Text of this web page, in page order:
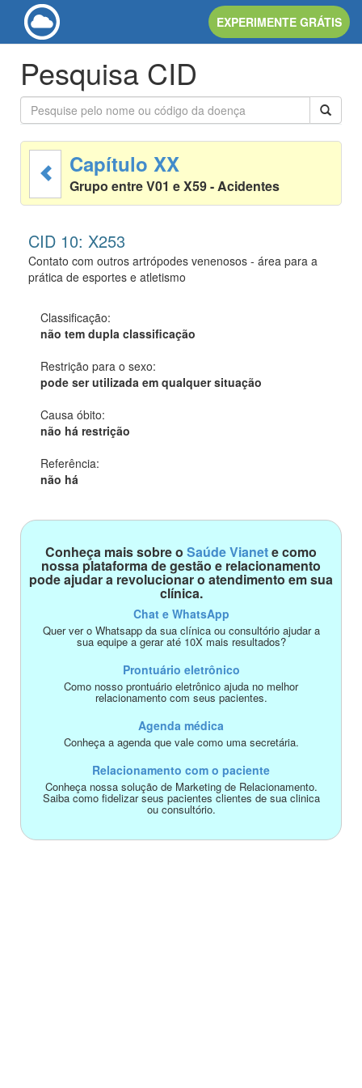
EXPERIMENTE GRÁTIS
Pesquisa CID
Capítulo XX
Grupo entre V01 e X59 - Acidentes
CID 10: X253
Contato com outros artrópodes venenosos - área para a
prática de esportes e atletismo
Classificação:
não tem dupla classificação
Restrição para o sexo:
pode ser utilizada em qualquer situação
Causa óbito:
não há restrição
Referência:
não há
Conheça mais sobre o Saúde Vianete como
nossa plataforma de gestão e relacionamento
pode ajudar a revolucionar o atendimento em sua
clínica.
Chat e WhatsApp
Quer ver o Whatsapp da sua clínica ou consultório ajudar a
sua equipe a gerar até 10X mais resultados?
Prontuário eletrônico
Como nosso prontuário eletrônico ajuda no melhor
relacionamento com seus pacientes.
Agenda médica
Conheça a agenda que vale como uma secretária.
Relacionamento com o paciente
Conheça nossa solução de Marketing de Relacionamento.
Saiba como fidelizar seus pacientes clientes de sua clinica
ou consultório.